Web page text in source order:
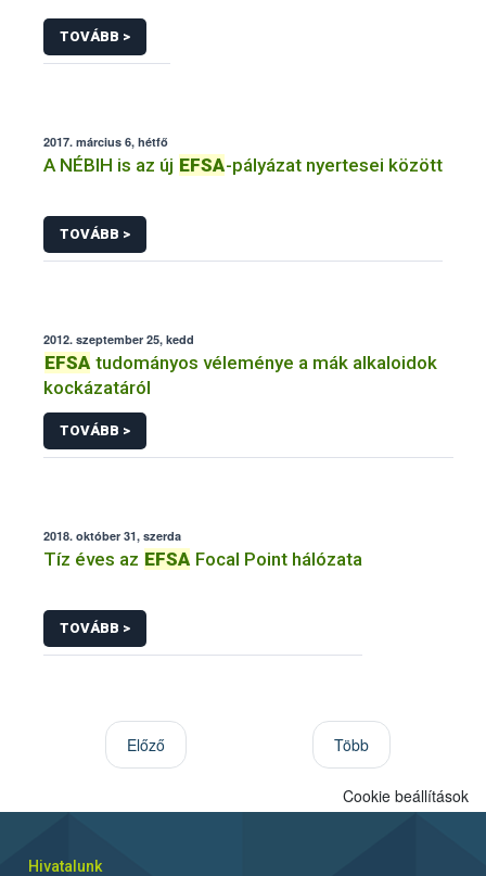
TOVÁBB >
2017. március 6, hétfő
A NÉBIH is az új EFSA-pályázat nyertesei között
TOVÁBB >
2012. szeptember 25, kedd
EFSA tudományos véleménye a mák alkaloidok
kockázatáról
TOVÁBB >
2018. október 31, szerda
Tíz éves az EFSA Focal Point hálózata
TOVÁBB >
Előző Több
Cookie beállítások
Hivatalunk